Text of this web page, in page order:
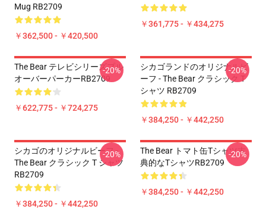
Mug RB2709
￥362,500 - ￥420,500
￥361,775 - ￥434,275
The Bear テレビシリーズプル
オーバーパーカーRB2709
￥622,775 - ￥724,275
-20%
シカゴランドのオリジナルビ
ーフ - The Bear クラシック T
シャツ RB2709
￥384,250 - ￥442,250
-20%
シカゴのオリジナルビーフ -
The Bear クラシック T シャツ
RB2709
￥384,250 - ￥442,250
-20%
The Bear トマト缶Tシャツ古
典的なTシャツRB2709
￥384,250 - ￥442,250
-20%